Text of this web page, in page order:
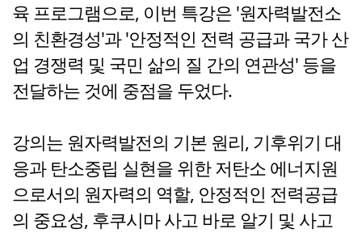
육 프로그램으로, 이번 특강은 '원자력발전소
의 친환경성'과 '안정적인 전력 공급과 국가 산
업 경쟁력 및 국민 삶의 질 간의 연관성' 등을
전달하는 것에 중점을 두었다.
강의는 원자력발전의 기본 원리, 기후위기 대
응과 탄소중립 실현을 위한 저탄소 에너지원
으로서의 원자력의 역할, 안정적인 전력공급
의 중요성, 후쿠시마 사고 바로 알기 및 사고